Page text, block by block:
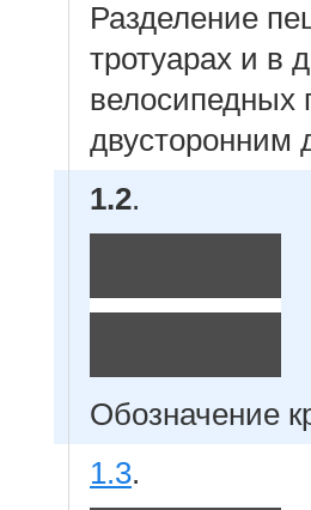
Разделение
тротуарах и в
велосипедных
двусторонним
1.2.
Обозначение
1.3.